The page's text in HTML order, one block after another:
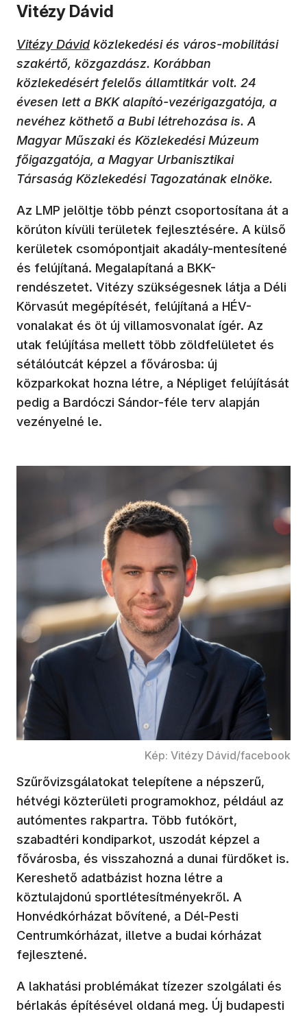
Vitézy Dávid
Vitézy Dávid közlekedési és város-mobilitási
szakértő, közgazdász. Korábban
közlekedésért felelős államtitkár volt. 24
évesen lett a BKK alapító-vezérigazgatója, a
nevéhez köthető a Bubi létrehozása is. A
Magyar Műszaki és Közlekedési Múzeum
főigazgatója, a Magyar Urbanisztikai
Társaság Közlekedési Tagozatának elnöke.
Az LMP jelöltje több pénzt csoportosítana át a
körúton kívüli területek fejlesztésére. A külső
kerületek csomópontjait akadály-mentesítené
és felújítaná. Megalapítaná a BKK-
rendészetet. Vitézy szükségesnek látja a Déli
Körvasút megépítését, felújítaná a HÉV-
vonalakat és öt új villamosvonalat ígér. Az
utak felújítása mellett több zöldfelületet és
sétálóutcát képzel a fővárosba: új
közparkokat hozna létre, a Népliget felújítását
pedig a Bardóczi Sándor-féle terv alapján
vezényelné le.
Kép: Vitézy Dávid/facebook
Szűrővizsgálatokat telepítene a népszerű,
hétvégi közterületi programokhoz, például az
autómentes rakpartra. Több futókört,
szabadtéri kondiparkot, uszodát képzel a
fővárosba, és visszahozná a dunai fürdőket is.
Kereshető adatbázist hozna létre a
köztulajdonú sportlétesítményekről. A
Honvédkórházat bővítené, a Dél-Pesti
Centrumkórházat, illetve a budai kórházat
fejlesztené.
A lakhatási problémákat tízezer szolgálati és
bérlakás építésével oldaná meg. Új budapesti